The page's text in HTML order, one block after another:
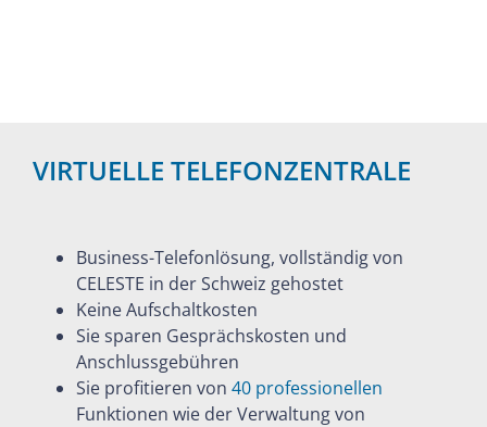
VIRTUELLE TELEFONZENTRALE
Business-Telefonlösung, vollständig von
CELESTE in der Schweiz gehostet
Keine Aufschaltkosten
Sie sparen Gesprächskosten und
Anschlussgebühren
Sie profitieren von 40 professionellen
Funktionen wie der Verwaltung von